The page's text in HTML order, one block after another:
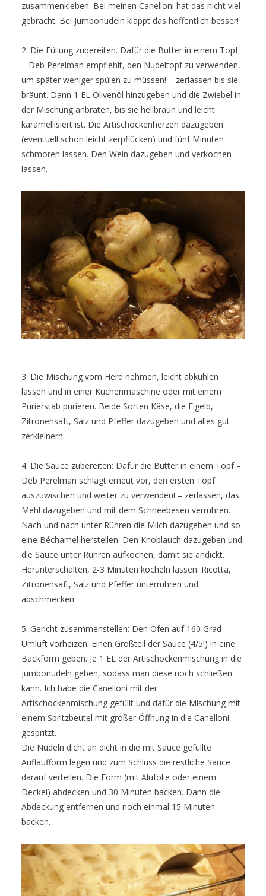
zusammenkleben. Bei meinen Canelloni hat das nicht viel
gebracht. Bei Jumbonudeln klappt das hoffentlich besser!
2. Die Füllung zubereiten. Dafür die Butter in einem Topf
– Deb Perelman empfiehlt, den Nudeltopf zu verwenden,
um später weniger spülen zu müssen! – zerlassen bis sie
bräunt. Dann 1 EL Olivenöl hinzugeben und die Zwiebel in
der Mischung anbraten, bis sie hellbraun und leicht
karamellisiert ist. Die Artischockenherzen dazugeben
(eventuell schon leicht zerpflücken) und fünf Minuten
schmoren lassen. Den Wein dazugeben und verkochen
lassen.
3. Die Mischung vom Herd nehmen, leicht abkühlen
lassen und in einer Küchenmaschine oder mit einem
Pürierstab pürieren. Beide Sorten Käse, die Eigelb,
Zitronensaft, Salz und Pfeffer dazugeben und alles gut
zerkleinern.
4. Die Sauce zubereiten: Dafür die Butter in einem Topf –
Deb Perelman schlägt erneut vor, den ersten Topf
auszuwischen und weiter zu verwenden! – zerlassen, das
Mehl dazugeben und mit dem Schneebesen verrühren.
Nach und nach unter Rühren die Milch dazugeben und so
eine Béchamel herstellen. Den Knoblauch dazugeben und
die Sauce unter Rühren aufkochen, damit sie andickt.
Herunterschalten, 2-3 Minuten köcheln lassen. Ricotta,
Zitronensaft, Salz und Pfeffer unterrühren und
abschmecken.
5. Gericht zusammenstellen: Den Ofen auf 160 Grad
Umluft vorheizen. Einen Großteil der Sauce (4/5!) in eine
Backform geben. Je 1 EL der Artischockenmischung in die
Jumbonudeln geben, sodass man diese noch schließen
kann. Ich habe die Canelloni mit der
Artischockenmischung gefüllt und dafür die Mischung mit
einem Spritzbeutel mit großer Öffnung in die Canelloni
gespritzt.
Die Nudeln dicht an dicht in die mit Sauce gefüllte
Auflaufform legen und zum Schluss die restliche Sauce
darauf verteilen. Die Form (mit Alufolie oder einem
Deckel) abdecken und 30 Minuten backen. Dann die
Abdeckung entfernen und noch einmal 15 Minuten
backen.